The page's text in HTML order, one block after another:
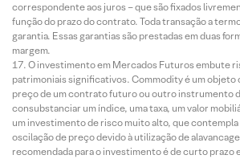
correspondente aos juros – que são fixados
função do prazo do contrato. Toda transação a
garantia. Essas garantias são prestadas em duas
margem.
O investimento em Mercados Futuros embute
patrimoniais significativos. Commodity é um objeto
preço de um contrato futuro ou outro instrumento
consubstanciar um índice, uma taxa, um valor
um investimento de risco muito alto, que contempla
oscilação de preço devido à utilização de
recomendada para o investimento é de curto prazo